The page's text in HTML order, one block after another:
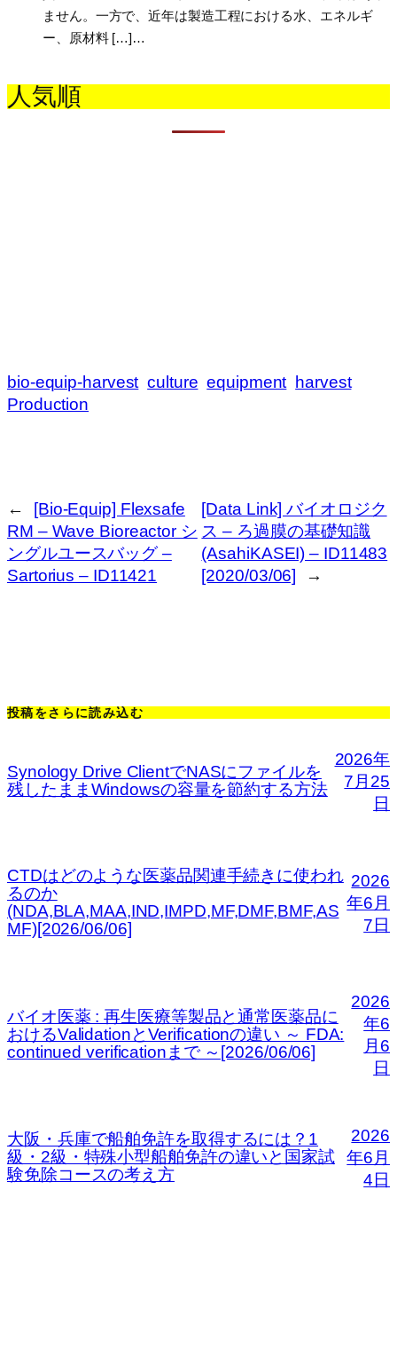
ません。一方で、近年は製造工程における水、エネルギ
ー、原材料 […]…
人気順
bio-equip-harvest culture equipment
harvest
Production
←
[Bio-Equip] Flexsafe
RM – Wave Bioreactor シ
ングルユースバッグ –
Sartorius – ID11421
[Data Link] バイオロジク
ス – ろ過膜の基礎知識
(AsahiKASEI) – ID11483
[2020/03/06]
→
投稿をさらに読み込む
Synology Drive ClientでNASにファイルを
残したままWindowsの容量を節約する方法
2026年
7月25
日
CTDはどのような医薬品関連手続きに使われ
るのか
(NDA,BLA,MAA,IND,IMPD,MF,DMF,BMF,AS
MF)[2026/06/06]
2026
年6月
7日
バイオ医薬 : 再生医療等製品と通常医薬品に
おけるValidationとVerificationの違い ～ FDA:
continued verificationまで ～[2026/06/06]
2026
年6
月6
日
大阪・兵庫で船舶免許を取得するには？1
級・2級・特殊小型船舶免許の違いと国家試
験免除コースの考え方
2026
年6月
4日